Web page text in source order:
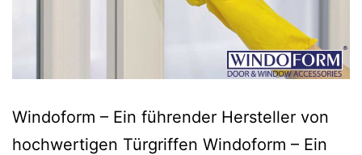
Windoform – Ein führender Hersteller von
hochwertigen Türgriffen Windoform – Ein